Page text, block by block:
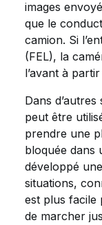
images
que le
camion. Si
(FEL), la
l’avant à
Dans
peut être
prendre une
bloquée dans
développé
situations,
est plus facile
de marcher